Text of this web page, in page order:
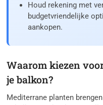
Houd rekening met
budgetvriendelijke
aankopen.
Waarom kiezen
je balkon?
Mediterrane planten